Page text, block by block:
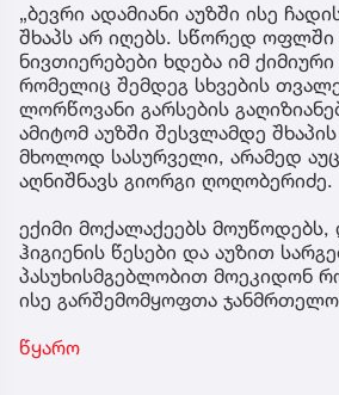
„ბევრი ადამიანი აუზში ისე
შხაპს არ იღებს. სწორედ ოფლში
ნივთიერებები ხდება იმ
რომელიც შემდეგ სხვების
ლორწოვანი გარსების
ამიტომ აუზში შესვლამდე
მხოლოდ სასურველი, არამედ
აღნიშნავს გიორგი ღოღობერიძე.
ექიმი მოქალაქეებს მოუწოდებს,
ჰიგიენის წესები და აუზით
პასუხისმგებლობით მოეკიდონ
ისე გარშემომყოფთა
წყარო